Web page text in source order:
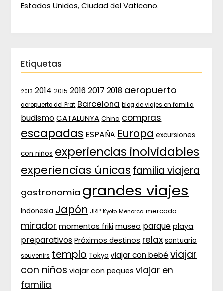
Estados Unidos,Ciudad del Vaticano.
Etiquetas
2013 2014 2015 2016 2017 2018 aeropuerto
aeropuerto del Prat Barcelona blog de viajes en familia
budismo CATALUNYA China compras
escapadas ESPAÑA Europa excursiones
con niños experiencias inolvidables
experiencias únicas familia viajera
gastronomia grandes viajes
Indonesia Japón JRP Kyoto Menorca mercado
mirador momentos friki museo parque playa
preparativos Próximos destinos relax santuario
souvenirs templo Tokyo viajar con bebé viajar
con niños viajar con peques viajar en
familia